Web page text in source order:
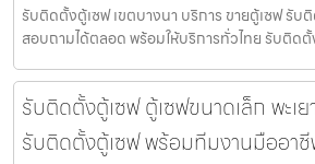
รับติดตั้งตู้เซฟ เขตบางนา บริการ ขายตู้เซฟ รั
สอบถามได้ตลอด พร้อมให้บริการทั่วไทย รับติดตั้
รับติดตั้งตู้เซฟ ตู้เซฟขนาดเล็ก พะเ
รับติดตั้งตู้เซฟ พร้อมทีมงานมืออา